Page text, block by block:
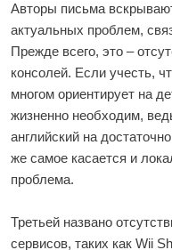
Авторы письма
актуальных проблем,
Прежде всего, это –
консолей. Если учесть,
многом ориентирует на
жизненно необходим,
английский на
же самое касается и
проблема.
Третьей названо
сервисов, таких как Wii